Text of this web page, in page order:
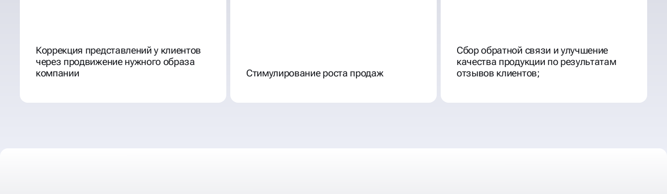
Коррекция представлений у клиентов
через продвижение нужного образа
компании
Стимулирование роста продаж
Сбор обратной связи и улучшение
качества продукции по результатам
отзывов клиентов;